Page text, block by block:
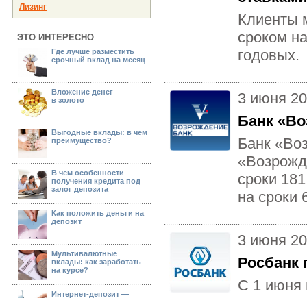
Лизинг
ЭТО ИНТЕРЕСНО
Где лучше разместить
cрочный вклад на месяц
Вложение денег
в золото
Выгодные вклады: в чем
преимущество?
В чем особенности
получения кредита под
залог депозита
Как положить деньги на
депозит
Мультивалютные
вклады: как заработать
на курсе?
Интернет-депозит —
Клиенты
сроком
годовых.
3 июня
Банк
Банк
сроки
на сроки
3 июня
С 1 июня